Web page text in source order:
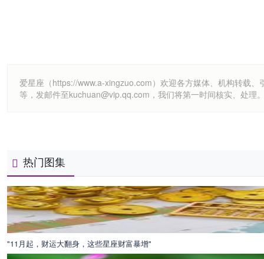
爱星座（https://www.a-xingzuo.com）欢迎各方媒体、机构转载
等，发邮件至kuchuan@vip.qq.com，我们将第一时间核实、处理
热门图集
"11月起，财运大翻身，这些星座财富暴增"